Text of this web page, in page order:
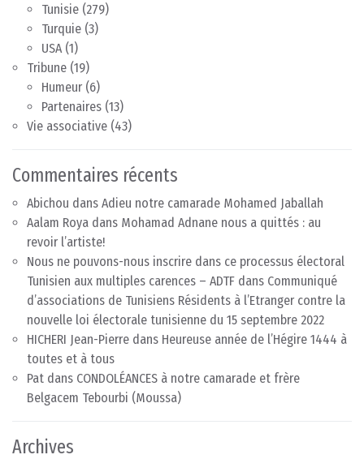
Tunisie (279)
Turquie (3)
USA(1)
Tribune (19)
Humeur (6)
Partenaires (13)
Vie associative (43)
Commentaires récents
Abichou dans Adieu notre camarade Mohamed Jaballah
Aalam Roya dans Mohamad Adnane nous a quittés : au
revoir l’artiste!
Nous ne pouvons-nous inscrire dans ce processus électoral
Tunisien aux multiples carences – ADTF dans Communiqué
d’associations de Tunisiens Résidents à l’Etranger contre la
nouvelle loi électorale tunisienne du 15 septembre 2022
HICHERI Jean-Pierre dans Heureuse année de l’Hégire 1444 à
toutes et à tous
Pat dans CONDOLÉANCES à notre camarade et frère
Belgacem Tebourbi (Moussa)
Archives